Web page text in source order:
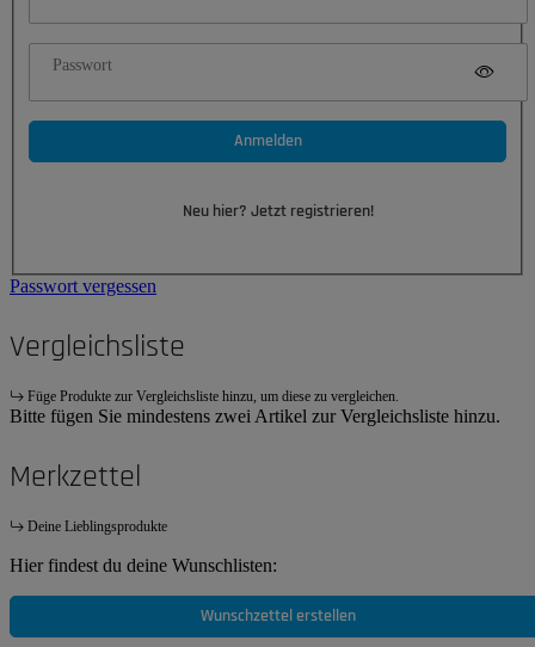
Passwort
Anmelden
Neu hier? Jetzt registrieren!
Passwort vergessen
Vergleichsliste
Füge Produkte zur Vergleichsliste hinzu, um diese zu vergleichen.
Bitte fügen Sie mindestens zwei Artikel zur Vergleichsliste hinzu.
Merkzettel
Deine Lieblingsprodukte
Hier findest du deine Wunschlisten:
Wunschzettel erstellen